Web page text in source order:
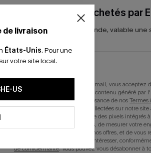
de livraison
États-Unis. Pour une
votre site local.
US
-15% dès 2 Achetés par
*Un code par commande, valable une
En soumettant votre adresse e-mail, vous acceptez
mails marketing (y compris du contenu généré par
reconnaissez avoir pris connaissance de nosTermes
pouvons utiliser les données collectées sur notre site
technologies de suivi, telles que des pixels intégrés
savoir si ceux-ci ont été ouverts, de mesurer votre
personnaliser nos contenus et nos offres, et de vous
produits susceptibles de vous intéresser,
de confidentialité. Vous pouvez vous désabonner à